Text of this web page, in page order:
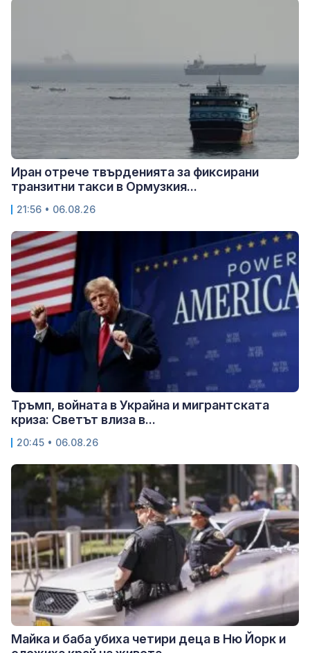
Иран отрече твърденията за фиксирани
транзитни такси в Ормузкия...
21:56 • 06.08.26
Тръмп, войната в Украйна и мигрантската
криза: Светът влиза в...
20:45 • 06.08.26
Майка и баба убиха четири деца в Ню Йорк и